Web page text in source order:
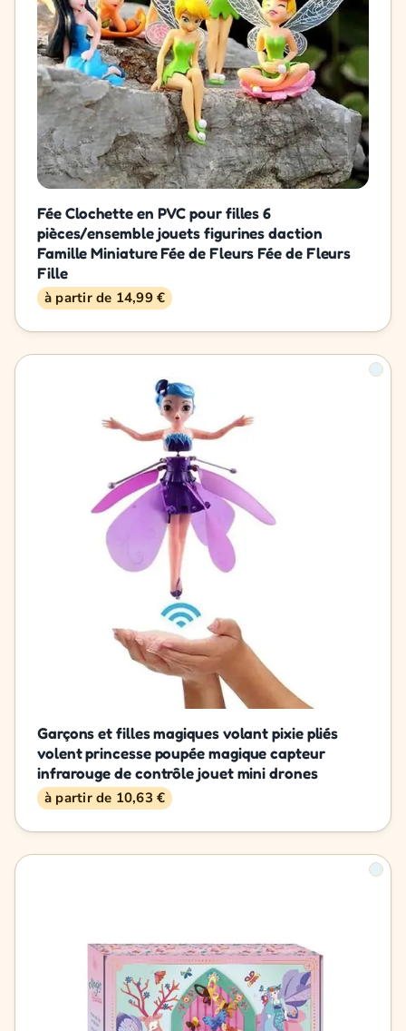
Fée Clochette en PVC pour filles 6
pièces/ensemble jouets figurines daction
Famille Miniature Fée de Fleurs Fée de Fleurs
Fille
à partir de 14,99 €
Garçons et filles magiques volant pixie pliés
volent princesse poupée magique capteur
infrarouge de contrôle jouet mini drones
à partir de 10,63 €